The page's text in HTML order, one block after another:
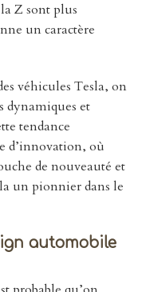
Z sont plus
un caractère
véhicules Tesla, on
dynamiques et
tendance
d’innovation, où
de nouveauté et
un pionnier dans le
automobile